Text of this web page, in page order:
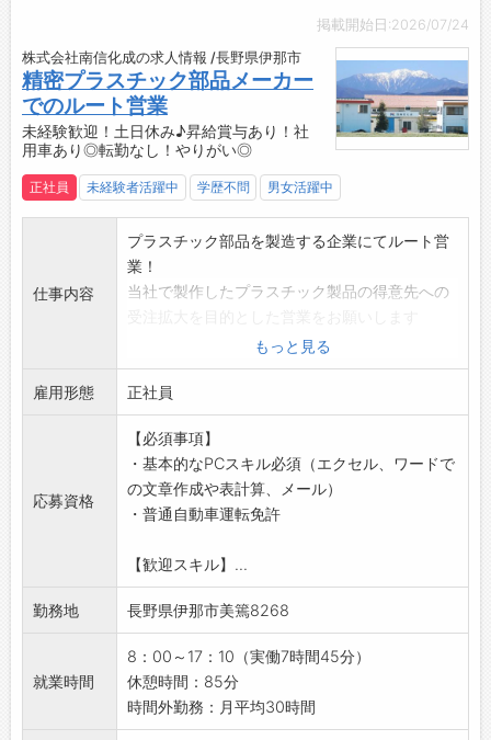
の立場でお仕事していただきます
【職場の先輩の声】
■職場の雰囲気
・先輩方が基本的なことから応用まで丁寧に教
えてくれて、とても楽しく仕事ができます
・面白い人もいて、アットホームな楽しい職場
です
■仕事のやりがい
・現代はプラスチックはなくてはならない存在
で、そのような大事な部品を作れていることに
「射出成形のエキスパート」として精密部品、
光学部品、OA機器部品、電機部品など取り扱い
品目は多岐に渡ります。
射出成形においてミクロン単位の寸法精度を実
現できる数少ないメーカーの一つです。
ハイレベルな成形技術と最先端の検査機器等の
活用、独自の品質管理システムを確立し、常に
さらに、電子機器用・カメラ用のプラスチック
レンズの製造を行っています。
掲載開始日:2026/07/24
株式会社南信化成の求人情報 /長野県伊那市
精密プラスチック部品メーカー
でのルート営業
未経験歓迎！土日休み♪昇給賞与あり！社
用車あり◎転勤なし！やりがい◎
正社員 未経験者活躍中 学歴不問 男女活躍中
仕事内容
プラスチック部品を製造する企業にてルート営
業！
当社で製作したプラスチック製品の得意先への
■技術部門と連携し、製品打ち合わせ〜納品ま
での業務
・既存の得意先企業への訪問、受注活動
・受注した新規製品の量産化までの管理
・客先仕様に基づく金型、試作手配及び量産ま
での日程管理
・見積書の作成（定型フォームを使用）
す
【営業範囲】
・長野県内
◆社有車や公共交通機関を使用
【出張について】
・基本的には日帰り出張です！
もっと見る
雇用形態 正社員
応募資格
【必須事項】
・基本的なPCスキル必須（エクセル、ワードで
の文章作成や表計算、メール）
・普通自動車運転免許
【歓迎スキル】...
勤務地 長野県伊那市美篶8268
就業時間
8：00～17：10（実働7時間45分）
休憩時間：85分
時間外勤務：月平均30時間